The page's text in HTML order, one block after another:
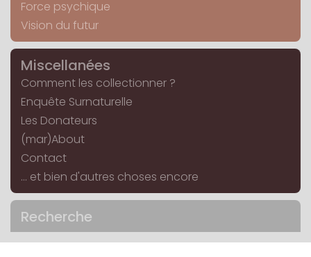
Force psychique
Vision du futur
Miscellanées
Comment les collectionner ?
Enquête Surnaturelle
Les Donateurs
(mar)About
Contact
... et bien d'autres choses encore
Recherche